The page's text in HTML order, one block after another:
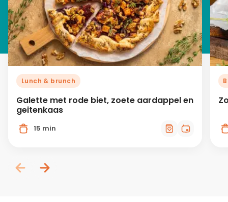
Lunch & brunch
Galette met rode biet, zoete aardappel en
geitenkaas
15 min